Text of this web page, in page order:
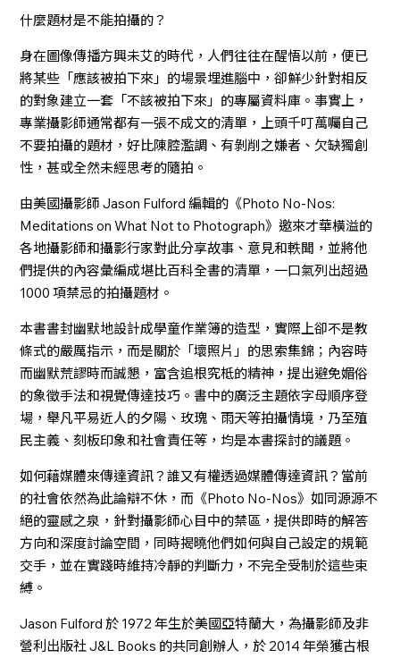
什麼題材是不能拍攝的？
身在圖像傳播方興未艾的時代，人們往往在醒悟以前，便已
將某些「應該被拍下來」的場景埋進腦中，卻鮮少針對相反
的對象建立一套「不該被拍下來」的專屬資料庫。事實上，
專業攝影師通常都有一張不成文的清單，上頭千叮萬囑自己
不要拍攝的題材，好比陳腔濫調、有剝削之嫌者、欠缺獨創
性，甚或全然未經思考的隨拍。
由美國攝影師 Jason Fulford 編輯的《Photo No-Nos:
Meditations on What Not to Photograph》邀來才華橫溢的
各地攝影師和攝影行家對此分享故事、意見和軼聞，並將他
們提供的內容彙編成堪比百科全書的清單，一口氣列出超過
1000 項禁忌的拍攝題材。
本書書封幽默地設計成學童作業簿的造型，實際上卻不是教
條式的嚴厲指示，而是關於「壞照片」的思索集錦；內容時
而幽默荒謬時而誠懇，富含追根究柢的精神，提出避免媚俗
的象徵手法和視覺傳達技巧。書中的廣泛主題依字母順序登
場，舉凡平易近人的夕陽、玫瑰、雨天等拍攝情境，乃至殖
民主義、刻板印象和社會責任等，均是本書探討的議題。
如何藉媒體來傳達資訊？誰又有權透過媒體傳達資訊？當前
的社會依然為此論辯不休，而《Photo No-Nos》如同源源不
絕的靈感之泉，針對攝影師心目中的禁區，提供即時的解答
方向和深度討論空間，同時揭曉他們如何與自己設定的規範
交手，並在實踐時維持冷靜的判斷力，不完全受制於這些束
縛。
Jason Fulford 於 1972 年生於美國亞特蘭大，為攝影師及非
營利出版社 J&L Books 的共同創辦人，於 2014 年榮獲古根